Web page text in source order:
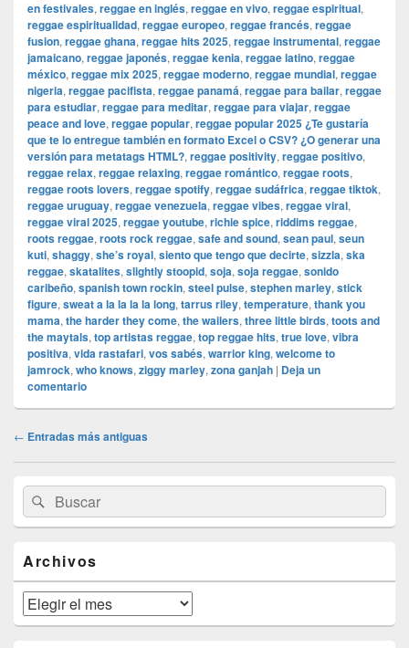
en festivales, reggae en inglés, reggae en vivo, reggae espiritual,
reggae espiritualidad, reggae europeo, reggae francés, reggae
fusion, reggae ghana, reggae hits 2025, reggae instrumental, reggae
jamaicano, reggae japonés, reggae kenia, reggae latino, reggae
méxico, reggae mix 2025, reggae moderno, reggae mundial, reggae
nigeria, reggae pacifista, reggae panamá, reggae para bailar, reggae
para estudiar, reggae para meditar, reggae para viajar, reggae
peace and love, reggae popular, reggae popular 2025 ¿Te gustaría
que te lo entregue también en formato Excel o CSV? ¿O generar una
versión para metatags HTML?, reggae positivity, reggae positivo,
reggae relax, reggae relaxing, reggae romántico, reggae roots,
reggae roots lovers, reggae spotify, reggae sudáfrica, reggae tiktok,
reggae uruguay, reggae venezuela, reggae vibes, reggae viral,
reggae viral 2025, reggae youtube, richie spice, riddims reggae,
roots reggae, roots rock reggae, safe and sound, sean paul, seun
kuti, shaggy, she’s royal, siento que tengo que decirte, sizzla, ska
reggae, skatalites, slightly stoopid, soja, soja reggae, sonido
caribeño, spanish town rockin, steel pulse, stephen marley, stick
figure, sweat a la la la la long, tarrus riley, temperature, thank you
mama, the harder they come, the wailers, three little birds, toots and
the maytals, top artistas reggae, top reggae hits, true love, vibra
positiva, vida rastafari, vos sabés, warrior king, welcome to
jamrock, who knows, ziggy marley, zona ganjah | Deja un
comentario
Navegación
← Entradas más antiguas
área
de
widget
lateral
primaria
Buscar
por:
Buscar
Archivos
Archivos